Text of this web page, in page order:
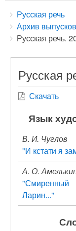
Breadcrumbs
You
are
here:
Русская речь
Архив выпусков
Русская речь.
Русская
Скачать
Язык
В. И. Чуглов
"И кстати я
А. О.
"Смиренный
Ларин..."